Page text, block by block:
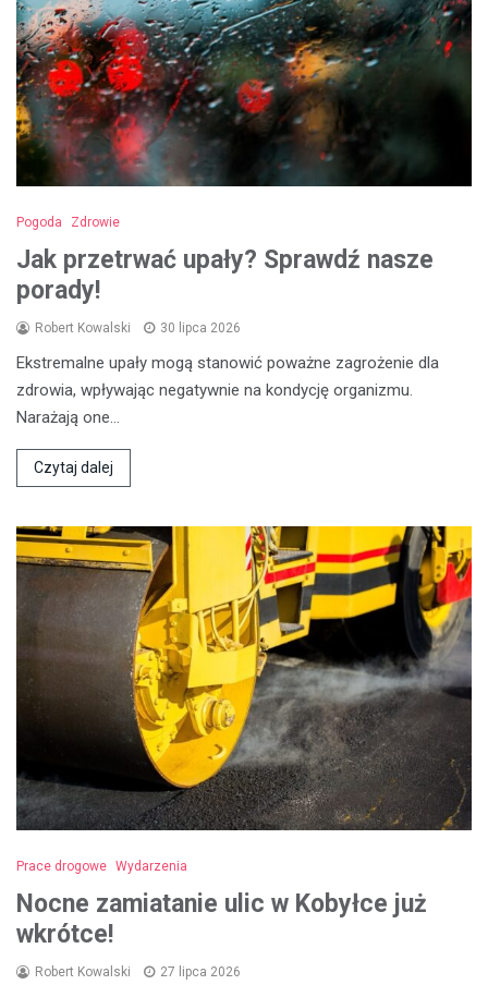
Pogoda Zdrowie
Jak przetrwać upały? Sprawdź nasze
porady!
Robert Kowalski 30 lipca 2026
Ekstremalne upały mogą stanowić poważne zagrożenie dla
zdrowia, wpływając negatywnie na kondycję organizmu.
Narażają one…
Czytaj dalej
Prace drogowe Wydarzenia
Nocne zamiatanie ulic w Kobyłce już
wkrótce!
Robert Kowalski 27 lipca 2026